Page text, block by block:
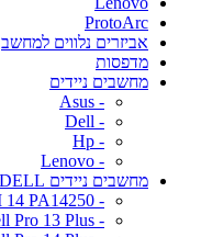
ProtoArc
אביזרים נלווים למחשב
מדפסות
מחשבים ניידים
- Asus
- Dell
- Hp
- Lenovo
מחשבים ניידים DELL
- DELL PRO PREMIUM 14 PA14250
- PB13250 Dell Pro 13 Plus